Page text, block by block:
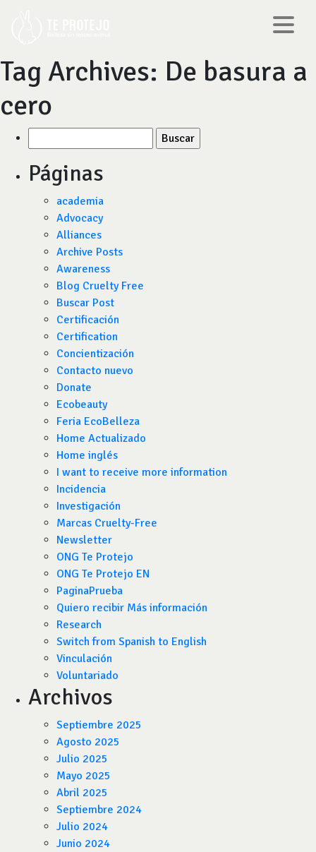
Tag Archives: De basura a
cero
por:
Páginas
academia
Advocacy
Alliances
Archive Posts
Awareness
Blog Cruelty Free
Buscar Post
Certificación
Certification
Concientización
Contacto nuevo
Donate
Ecobeauty
Feria EcoBelleza
Home Actualizado
Home inglés
I want to receive more information
Incidencia
Investigación
Marcas Cruelty-Free
Newsletter
ONG Te Protejo
ONG Te Protejo EN
PaginaPrueba
Quiero recibir Más información
Research
Switch from Spanish to English
Vinculación
Voluntariado
Archivos
Septiembre 2025
Agosto 2025
Julio 2025
Mayo 2025
Abril 2025
Septiembre 2024
Julio 2024
Junio 2024